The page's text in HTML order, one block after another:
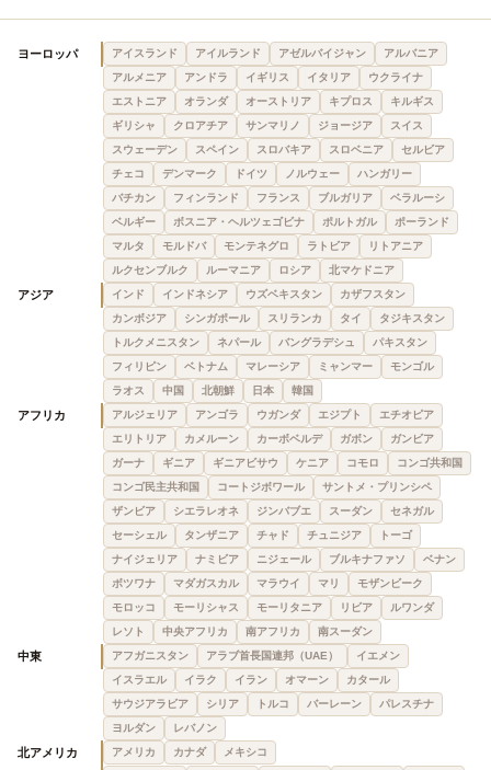
ヨーロッパ アイスランド アイルランド アゼルバイジャン
アルバニア
アルメニア
アンドラ イギリス イタリア
ウクライナ
エストニア
オランダ オーストリア キプロス
キルギス
ギリシャ
クロアチア サンマリノ ジョージア
スイス
スウェーデン
スペイン スロバキア スロベニア
セルビア
チェコ
デンマーク ドイツ ノルウェー
ハンガリー
バチカン
フィンランド フランス ブルガリア
ベラルーシ
ベルギー
ボスニア・ヘルツェゴビナ ポルトガル
ポーランド
マルタ
モルドバ モンテネグロ ラトビア
リトアニア
ルクセンブルク
ルーマニア ロシア 北マケドニア
アジア インド インドネシア ウズベキスタン
カザフスタン
カンボジア
シンガポール スリランカ タイ
タジキスタン
トルクメニスタン
ネパール バングラデシュ
パキスタン
フィリピン
ベトナム マレーシア ミャンマー
モンゴル
ラオス
中国 北朝鮮 日本 韓国
アフリカ アルジェリア アンゴラ ウガンダ エジプト
エチオピア
エリトリア
カメルーン カーボベルデ ガボン
ガンビア
ガーナ
ギニア ギニアビサウ ケニア コモロ
コンゴ共和国
コンゴ民主共和国
コートジボワール
サントメ・プリンシペ
ザンビア
シエラレオネ ジンバブエ スーダン
セネガル
セーシェル
タンザニア チャド チュニジア
トーゴ
ナイジェリア
ナミビア ニジェール ブルキナファソ
ベナン
ボツワナ
マダガスカル マラウイ マリ
モザンビーク
モロッコ
モーリシャス モーリタニア リビア
ルワンダ
レソト
中央アフリカ 南アフリカ 南スーダン
中東 アフガニスタン アラブ首長国連邦（UAE）
イエメン
イスラエル
イラク イラン オマーン
カタール
サウジアラビア
シリア トルコ バーレーン
パレスチナ
ヨルダン
レバノン
北アメリカ アメリカ カナダ メキシコ